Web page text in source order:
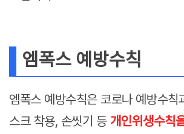
엠폭스 예방수칙
엠폭스 예방수칙은 코로나 예방수칙
스크 착용, 손씻기 등 개인위생수칙